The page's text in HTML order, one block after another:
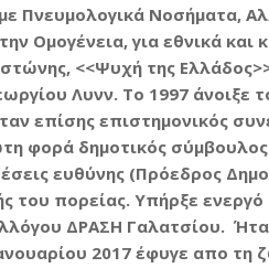
Πνευμολογικά Νοσήματα,
Ομογένεια, για εθνικά και
<<Ψυχή της
Λυνν. Το 1997 άνοιξε
επίσης επιστημονικός
φορά δημοτικός
ευθύνης (Πρόεδρος
πορείας. Υπήρξε ενεργό
ΔΡΑΣΗ Γαλατσίου.
2017 έφυγε απο τη